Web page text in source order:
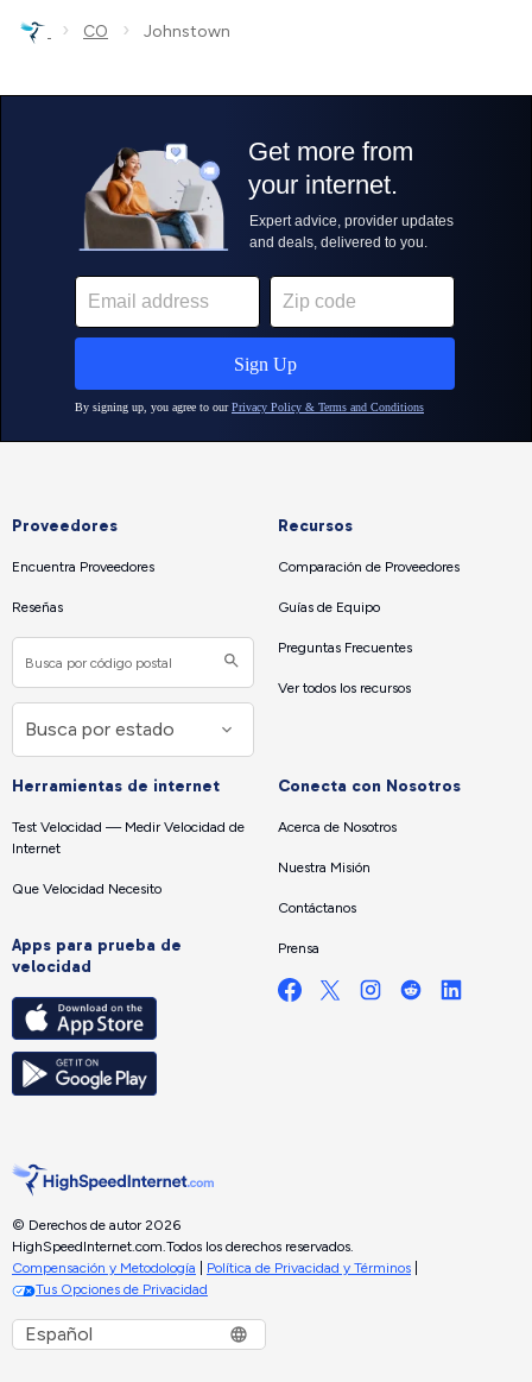
› CO › Johnstown
Proveedores
Encuentra Proveedores
Reseñas
Recursos
Comparación de Proveedores
Guías de Equipo
Preguntas Frecuentes
Ver todos los recursos
Herramientas de internet
Test Velocidad — Medir Velocidad de
Internet
Que Velocidad Necesito
Apps para prueba de
velocidad
Conecta con Nosotros
Acerca de Nosotros
Nuestra Misión
Contáctanos
Prensa
© Derechos de autor 2026
HighSpeedInternet.com.Todos los derechos reservados.
Compensación y Metodología
Política de Privacidad y Términos
Tus Opciones de Privacidad